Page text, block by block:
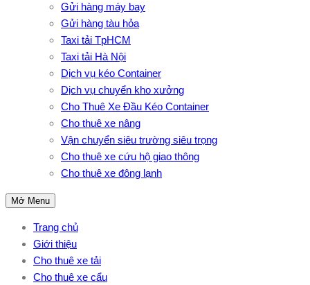
Gửi hàng máy bay
Gửi hàng tàu hỏa
Taxi tải TpHCM
Taxi tải Hà Nội
Dịch vụ kéo Container
Dịch vụ chuyển kho xưởng
Cho Thuê Xe Đầu Kéo Container
Cho thuê xe nâng
Vận chuyển siêu trường siêu trọng
Cho thuê xe cứu hộ giao thông
Cho thuê xe đông lạnh
Mở Menu
Trang chủ
Giới thiệu
Cho thuê xe tải
Cho thuê xe cẩu